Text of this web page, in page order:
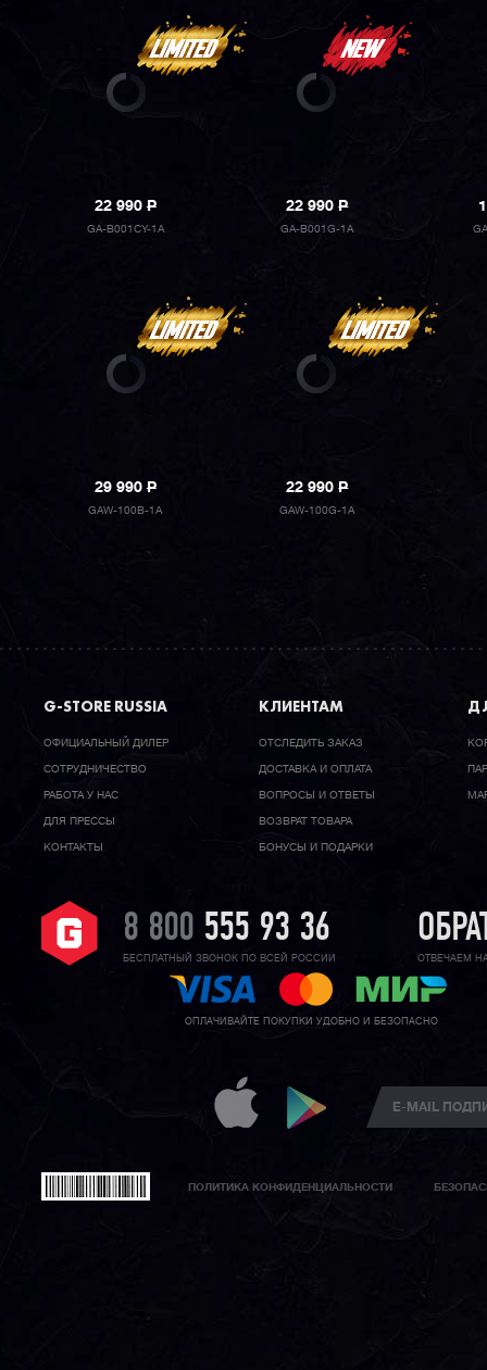
22 990P
GA-B001CY-1A
22 990P
GA-B001G-1A
29 990P
GAW-100B-1A
22 990P
GAW-100G-1A
G-STORE RUSSIA
ОФИЦИАЛЬНЫЙ ДИЛЕР
CОТРУДНИЧЕСТВО
РАБОТА У НАС
ДЛЯ ПРЕССЫ
КОНТАКТЫ
КЛИЕНТАМ
ОТСЛЕДИТЬ ЗАКАЗ
ДОСТАВКА И ОПЛАТА
ВОПРОСЫ И ОТВЕТЫ
ВОЗВРАТ ТОВАРА
БОНУСЫ И ПОДАРКИ
8 800 555 93 36
БЕСПЛАТНЫЙ ЗВОНОК ПО ВСЕЙ РОССИИ ОТВЕЧАЕМ
ОПЛАЧИВАЙТЕ ПОКУПКИ УДОБНО И БЕЗОПАСНО
ПОЛИТИКА КОНФИДЕНЦИАЛЬНОСТИ